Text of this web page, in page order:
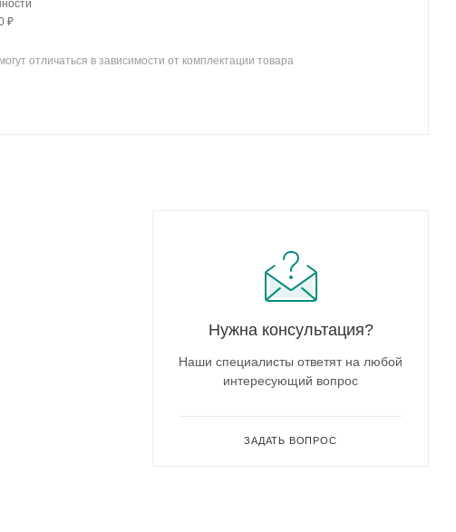
₽
отличаться в зависимости от комплектации товара
Нужна консультация?
Наши специалисты ответят на любой
интересующий вопрос
ЗАДАТЬ ВОПРОС